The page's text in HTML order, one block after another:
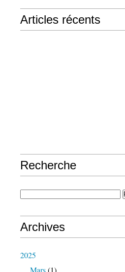
Articles récents
Recherche
Archives
2025
Mars(1)